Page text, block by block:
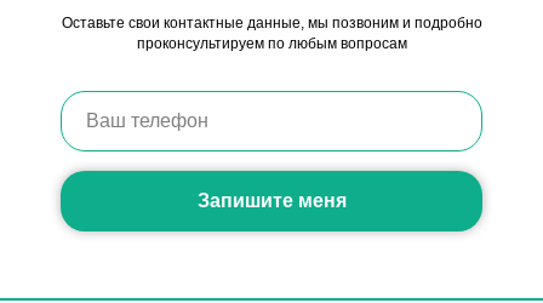
Оставьте свои контактные данные, мы позвоним и подробно
проконсультируем по любым вопросам
Запишите меня